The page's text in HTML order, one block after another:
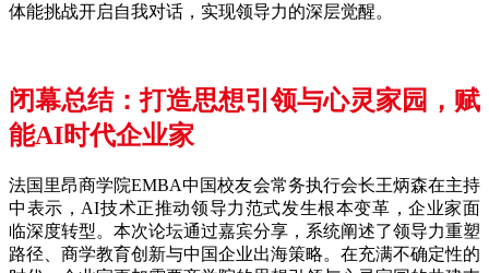
体能挑战开启自我对话，实现领导力的深层觉醒。
闭幕总结：打造思想引领与心灵家园，赋
能AI时代企业家
法国里昂商学院EMBA中国校友会常务执行会长王炳森在主持
中表示，AI技术正推动领导力范式发生根本变革，企业家面
临深度转型。本次论坛通过嘉宾分享，系统阐述了领导力重塑
路径、商学教育创新与中国企业出海策略。在充满不确定性的